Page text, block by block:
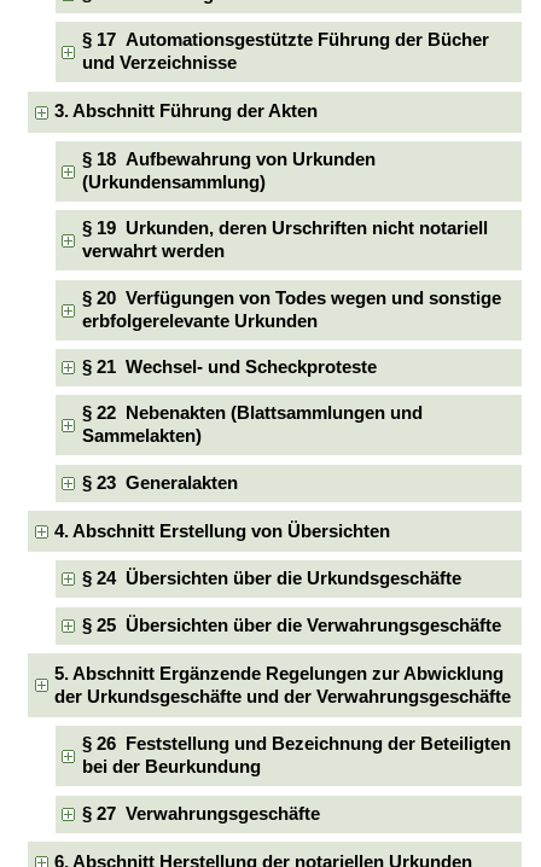
§ 17 Automationsgestützte Führung der Bücher
und Verzeichnisse
3. Abschnitt Führung der Akten
§ 18 Aufbewahrung von Urkunden
(Urkundensammlung)
§ 19 Urkunden, deren Urschriften nicht notariell
verwahrt werden
§ 20 Verfügungen von Todes wegen und sonstige
erbfolgerelevante Urkunden
§ 21 Wechsel- und Scheckproteste
§ 22 Nebenakten (Blattsammlungen und
Sammelakten)
§ 23 Generalakten
4. Abschnitt Erstellung von Übersichten
§ 24 Übersichten über die Urkundsgeschäfte
§ 25 Übersichten über die Verwahrungsgeschäfte
5. Abschnitt Ergänzende Regelungen zur Abwicklung
der Urkundsgeschäfte und der Verwahrungsgeschäfte
§ 26 Feststellung und Bezeichnung der Beteiligten
bei der Beurkundung
§ 27 Verwahrungsgeschäfte
6. Abschnitt Herstellung der notariellen Urkunden